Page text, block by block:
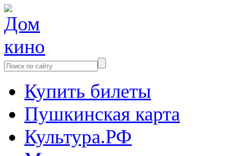
Купить билеты
Пушкинская карта
Культура.РФ